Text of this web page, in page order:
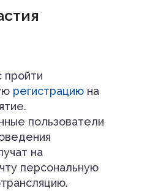
пройти
регистрациюна
пользователи
на
персональную